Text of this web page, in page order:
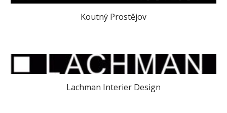
Koutný Prostějov
Lachman Interier Design